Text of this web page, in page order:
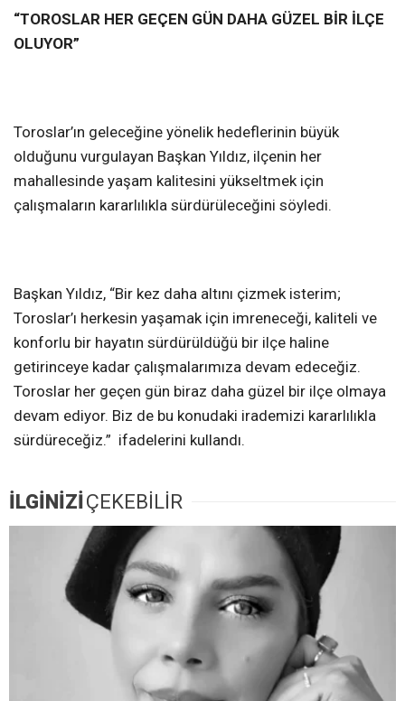
“TOROSLAR HER GEÇEN GÜN DAHA GÜZEL BİR İLÇE
OLUYOR”
Toroslar’ın geleceğine yönelik hedeflerinin büyük
olduğunu vurgulayan Başkan Yıldız, ilçenin her
mahallesinde yaşam kalitesini yükseltmek için
çalışmaların kararlılıkla sürdürüleceğini söyledi.
Başkan Yıldız, “Bir kez daha altını çizmek isterim;
Toroslar’ı herkesin yaşamak için imreneceği, kaliteli ve
konforlu bir hayatın sürdürüldüğü bir ilçe haline
getirinceye kadar çalışmalarımıza devam edeceğiz.
Toroslar her geçen gün biraz daha güzel bir ilçe olmaya
devam ediyor. Biz de bu konudaki irademizi kararlılıkla
sürdüreceğiz.” ifadelerini kullandı.
İLGİNİZİÇEKEBİLİR